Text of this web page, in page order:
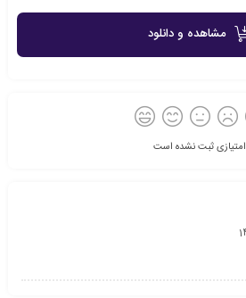
مشاهده و دانلود
امتیازی ثبت نشده است